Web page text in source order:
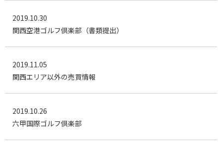
2019.10.30
関西空港ゴルフ倶楽部（書類提出）
2019.11.05
関西エリア以外の売買情報
2019.10.26
六甲国際ゴルフ倶楽部